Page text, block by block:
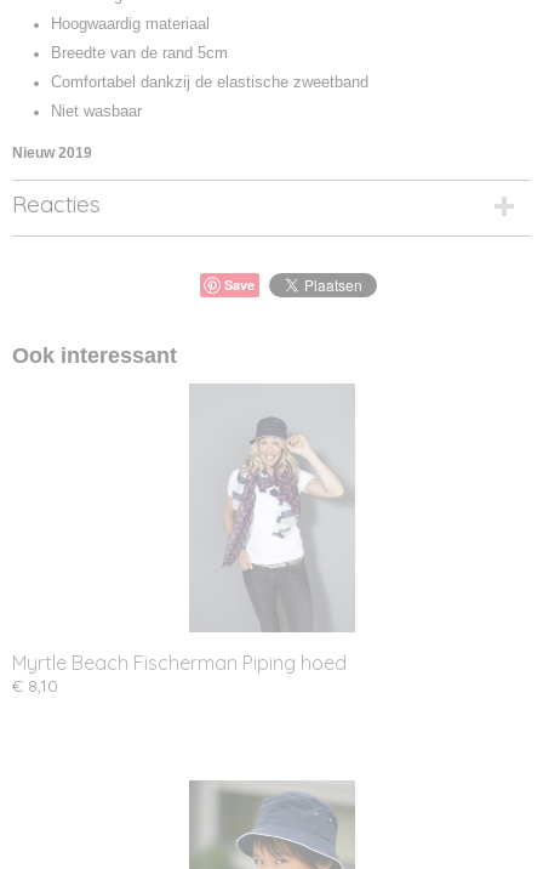
Hoogwaardig materiaal
Breedte van de rand 5cm
Comfortabel dankzij de elastische zweetband
Niet wasbaar
Nieuw 2019
Reacties
Save
Ook interessant
Myrtle Beach Fischerman Piping hoed
€ 8,10